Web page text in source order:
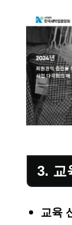
3. 교
교육